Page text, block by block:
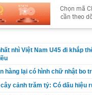
Chọn mã
cần theo
nhì Việt Nam U45 đi khắp
hàng lại có hình chữ nhật bo
cây cảnh trăm tỷ: Có dấu hiệu